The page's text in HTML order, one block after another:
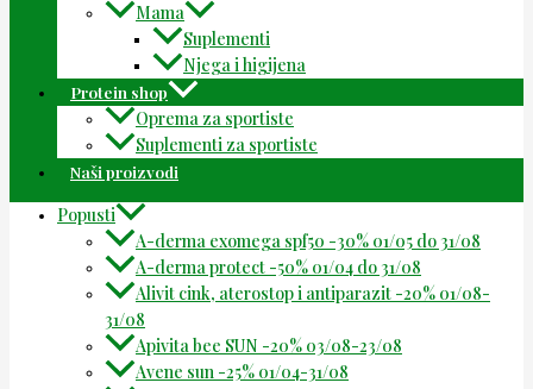
Mama
Suplementi
Njega i higijena
Protein shop
Oprema za sportiste
Suplementi za sportiste
Naši proizvodi
Popusti
A-derma exomega spf50 -30% 01/05 do 31/08
A-derma protect -50% 01/04 do 31/08
Alivit cink, aterostop i antiparazit -20% 01/08-
31/08
Apivita bee SUN -20% 03/08-23/08
Avene sun -25% 01/04-31/08